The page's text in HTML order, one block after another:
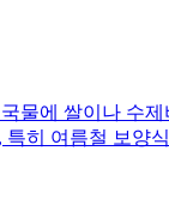
물에 쌀이나 수
히 여름철 보양